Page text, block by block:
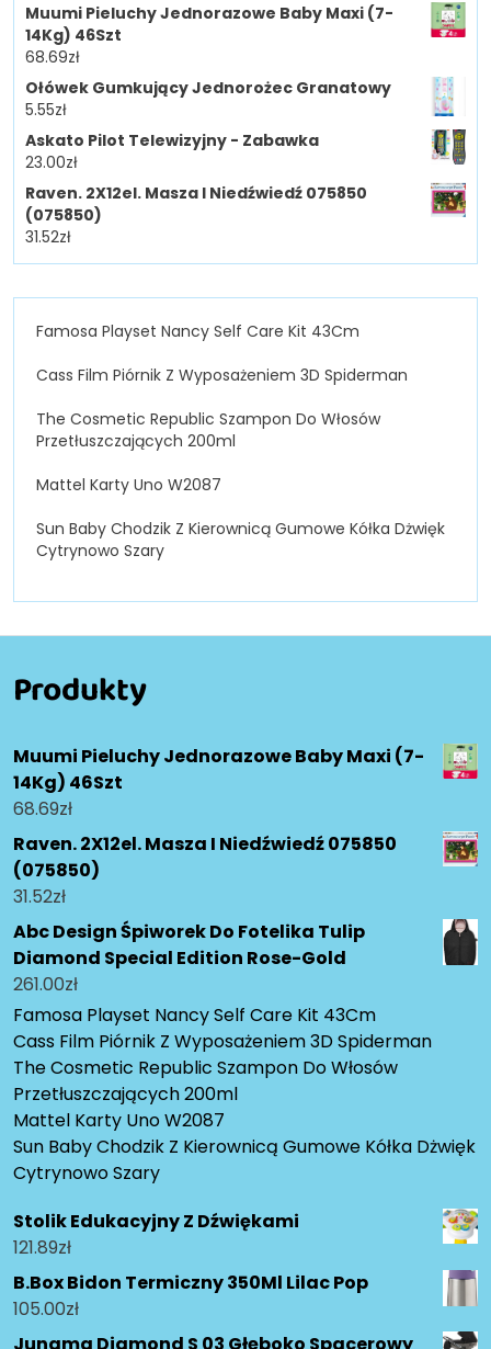
Muumi Pieluchy Jednorazowe Baby Maxi (7-
14Kg) 46Szt
68.69zł
Ołówek Gumkujący Jednorożec Granatowy
5.55zł
Askato Pilot Telewizyjny - Zabawka
23.00zł
Raven. 2X12el. Masza I Niedźwiedź 075850
(075850)
31.52zł
Famosa Playset Nancy Self Care Kit 43Cm
Cass Film Piórnik Z Wyposażeniem 3D Spiderman
The Cosmetic Republic Szampon Do Włosów
Przetłuszczających 200ml
Mattel Karty Uno W2087
Sun Baby Chodzik Z Kierownicą Gumowe Kółka Dżwięk
Cytrynowo Szary
Produkty
Muumi Pieluchy Jednorazowe Baby Maxi (7-
14Kg) 46Szt
68.69zł
Raven. 2X12el. Masza I Niedźwiedź 075850
(075850)
31.52zł
Abc Design Śpiworek Do Fotelika Tulip
Diamond Special Edition Rose-Gold
261.00zł
Famosa Playset Nancy Self Care Kit 43Cm
Cass Film Piórnik Z Wyposażeniem 3D Spiderman
The Cosmetic Republic Szampon Do Włosów
Przetłuszczających 200ml
Mattel Karty Uno W2087
Sun Baby Chodzik Z Kierownicą Gumowe Kółka Dżwięk
Cytrynowo Szary
Stolik Edukacyjny Z Dźwiękami
121.89zł
B.Box Bidon Termiczny 350Ml Lilac Pop
105.00zł
Junama Diamond S 03 Głęboko Spacerowy